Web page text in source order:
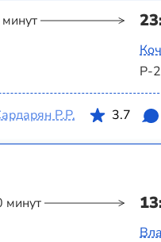
Р-
Р.Р. 3.7
минут